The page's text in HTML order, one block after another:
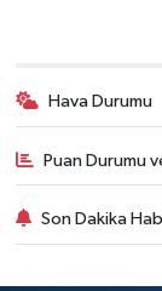
Hava Durumu
Puan Durumu
Son Dakika